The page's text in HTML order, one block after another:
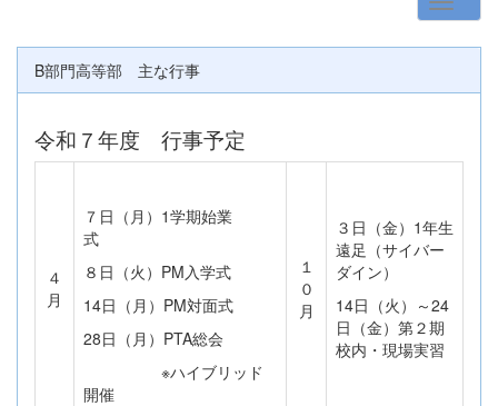
B部門高等部 主な行事
令和７年度 行事予定
４
月
７日（月）1学期始業
式
８日（火）PM入学式
14日（月）PM対面式
28日（月）PTA総会
※ハイブリッド
開催
１
０
月
３日（金）1年生
遠足（サイバー
ダイン）
14日（火）～24
日（金）第２期
校内・現場実習